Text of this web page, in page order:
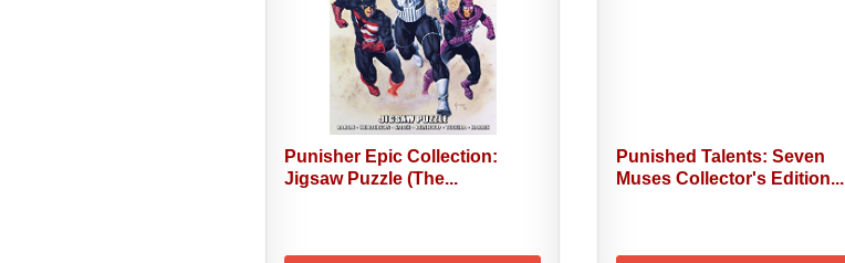
Punisher Epic Collection:
Jigsaw Puzzle (The...
Punished Talents: Seven
Muses Collector's Edition...